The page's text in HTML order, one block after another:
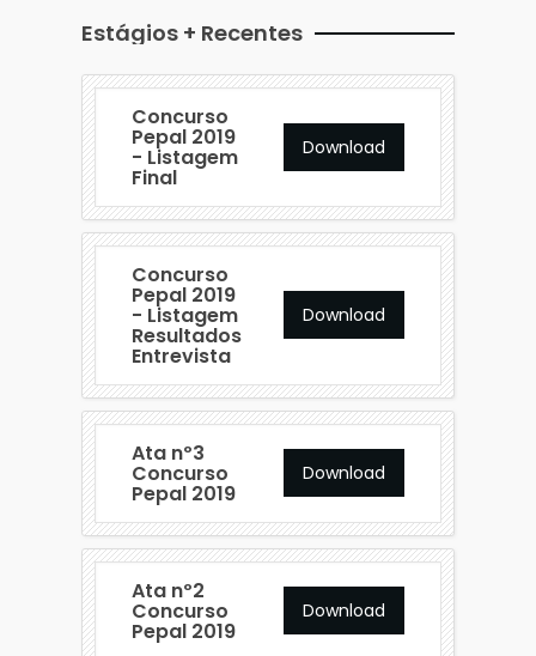
Estágios + Recentes
Concurso
Pepal 2019
- Listagem
Final
Download
Concurso
Pepal 2019
- Listagem
Resultados
Entrevista
Download
Ata nº3
Concurso
Pepal 2019
Download
Ata nº2
Concurso
Pepal 2019
Download